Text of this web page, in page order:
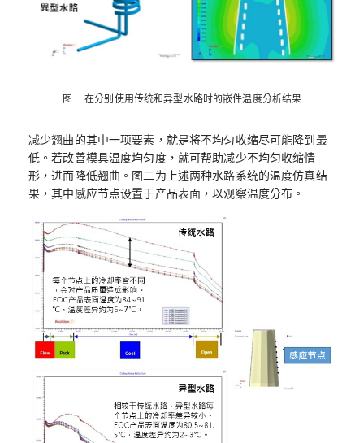
图一 在分别使用传统和异型水路时的嵌件温度分析结果
减少翘曲的其中一项要素，就是将不均匀收缩尽可能降到最
低。若改善模具温度均匀度，就可帮助减少不均匀收缩情
形，进而降低翘曲。图二为上述两种水路系统的温度仿真结
果，其中感应节点设置于产品表面，以观察温度分布。